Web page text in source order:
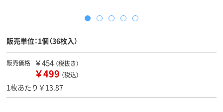
販売単位：1個（36枚入）
販売価格 ￥454 （税抜き）
￥499 （税込）
1枚あたり￥13.87